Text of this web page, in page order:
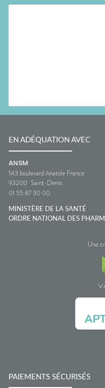
EN ADÉQUATION AVEC
ANSM
143 boulevard Anatole France
93200 Saint-Denis
01 55 87 30 00
MINISTÈRE DE LA SANTÉ
ORDRE NATIONAL DES
Une
PAIEMENTS SÉCURISÉS